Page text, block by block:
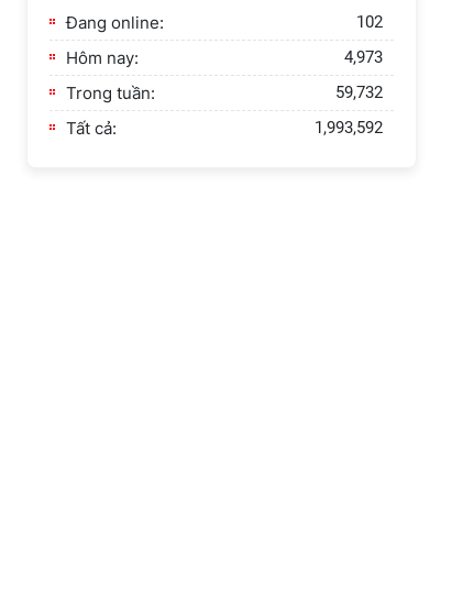
Đang online: 102
Hôm nay: 4,973
Trong tuần: 59,732
Tất cả: 1,993,592